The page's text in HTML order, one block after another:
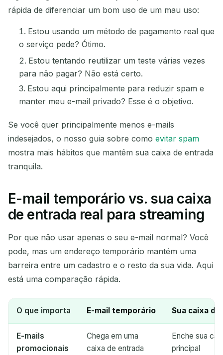
rápida de diferenciar um bom uso de um mau uso:
Estou usando um método de pagamento real que
o serviço pede? Ótimo.
Estou tentando reutilizar um teste várias vezes
para não pagar? Não está certo.
Estou aqui principalmente para reduzir spam e
manter meu e-mail privado? Esse é o objetivo.
Se você quer principalmente menos e-mails
indesejados, o nosso guia sobre como evitar spam
mostra mais hábitos que mantêm sua caixa de entrada
tranquila.
E-mail temporário vs. sua caixa
de entrada real para streaming
Por que não usar apenas o seu e-mail normal? Você
pode, mas um endereço temporário mantém uma
barreira entre um cadastro e o resto da sua vida. Aqui
está uma comparação rápida.
O que importa E-mail temporário Sua caixa
E-mails
promocionais
Chega em uma
caixa de entrada
Enche sua
principal